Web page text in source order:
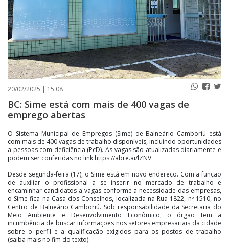
20/02/2025 | 15:08
BC: Sime está com mais de 400 vagas de
emprego abertas
O Sistema Municipal de Empregos (Sime) de Balneário Camboriú está
com mais de 400 vagas de trabalho disponíveis, incluindo oportunidades
a pessoas com deficiência (PcD). As vagas são atualizadas diariamente e
podem ser conferidas no link https://abre.ai/lZNV.
Desde segunda-feira (17), o Sime está em novo endereço. Com a função
de auxiliar o profissional a se inserir no mercado de trabalho e
encaminhar candidatos a vagas conforme a necessidade das empresas,
o Sime fica na Casa dos Conselhos, localizada na Rua 1822, nº 1510, no
Centro de Balneário Camboriú. Sob responsabilidade da Secretaria do
Meio Ambiente e Desenvolvimento Econômico, o órgão tem a
incumbência de buscar informações nos setores empresariais da cidade
sobre o perfil e a qualificação exigidos para os postos de trabalho
(saiba mais no fim do texto).